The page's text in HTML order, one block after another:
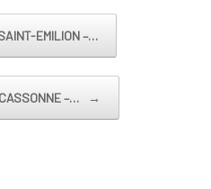
EMILION –…
–… →